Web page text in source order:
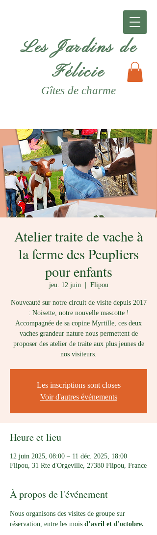
Les Jardins de
Félicie
Gîtes de charme
Atelier traite de vache à
la ferme des Peupliers
pour enfants
jeu. 12 juin
  |
Flipou
Nouveauté sur notre circuit de visite depuis 2017
: Noisette, notre nouvelle mascotte !
Accompagnée de sa copine Myrtille, ces deux
vaches grandeur nature nous permettent de
proposer des atelier de traite aux plus jeunes de
nos visiteurs.
Les inscriptions sont closes
Voir d'autres événements
Heure et lieu
12 juin 2025, 08:00 – 11 déc. 2025, 18:00
Flipou, 31 Rte d'Orgeville, 27380 Flipou, France
À propos de l'événement
Nous organisons des visites de groupe sur
réservation, entre les mois d’avril et d'octobre.